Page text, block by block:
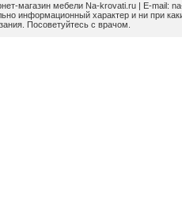
магазин мебели Na-krovati.ru | E-mail:
информационный характер и ни при
Посоветуйтесь с врачом.